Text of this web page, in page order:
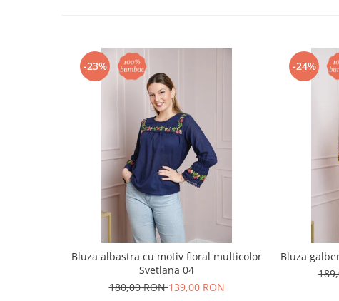
-23%
Bluza albastra cu motiv floral multicolor
Svetlana 04
180,00 RON139,00 RON
-24%
Bluza